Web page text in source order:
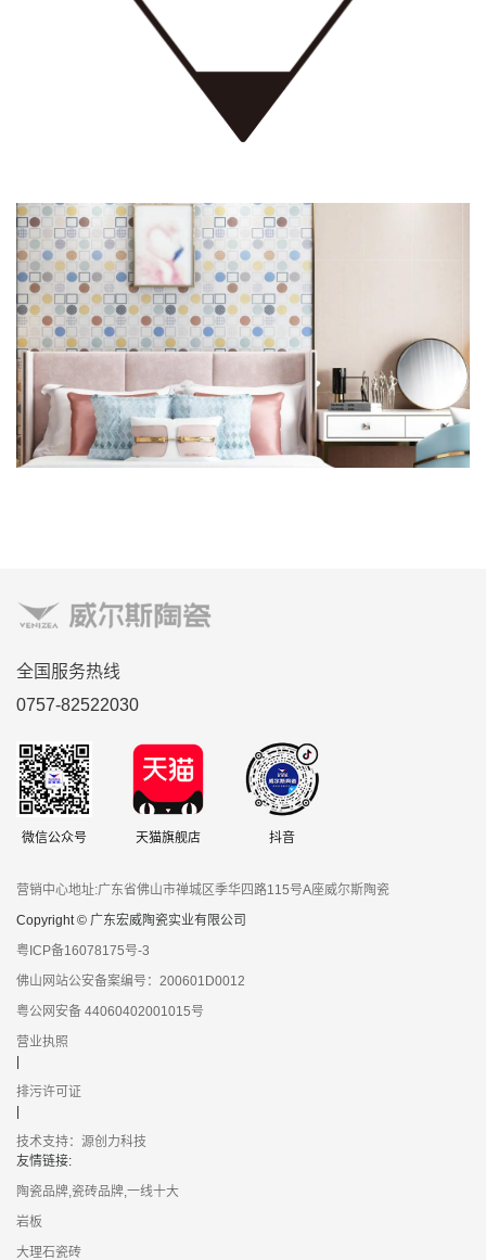
全国服务热线
0757-82522030
微信公众号 天猫旗舰店 抖音
营销中心地址:广东省佛山市禅城区季华四路115号A座威尔斯陶瓷
Copyright © 广东宏威陶瓷实业有限公司
粤ICP备16078175号-3
佛山网站公安备案编号：200601D0012
粤公网安备 44060402001015号
营业执照
|
排污许可证
|
技术支持：源创力科技
友情链接:
陶瓷品牌,瓷砖品牌,一线十大
岩板
大理石瓷砖